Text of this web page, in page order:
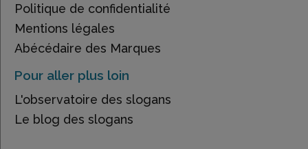
Politique de confidentialité
Mentions légales
Abécédaire des Marques
Pour aller plus loin
L'observatoire des slogans
Le blog des slogans